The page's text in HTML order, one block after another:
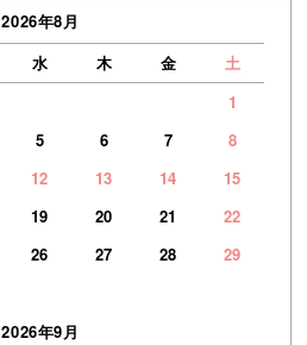
2026年8月
水 木 金
土
1
5 6 7
8
12 13 14
15
19 20 21
22
26 27 28
29
2026年9月